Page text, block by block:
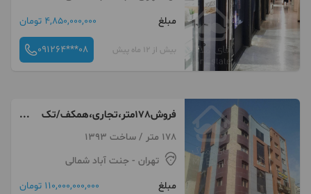
مبلغ
4,850,000,000 تومان
بیش از 12 ماه پیش 091264***08
فروش178متر،تجاری،همکف/تک
مالک/بر جنت آباد شمالی
178 متر / ساخت 1393
تهران - جنت آباد شمالی
مبلغ
110,000,000,000 تومان